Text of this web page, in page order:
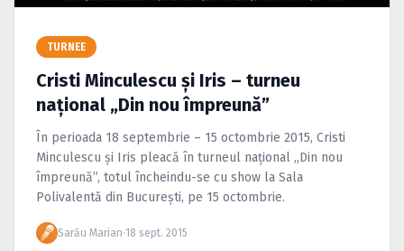
Caută în site...
TURNEE
Cristi Minculescu şi Iris – turneu
naţional „Din nou împreună”
În perioada 18 septembrie – 15 octombrie 2015, Cristi
Minculescu şi Iris pleacă în turneul naţional „Din nou
împreună”, totul încheindu-se cu show la Sala
Polivalentă din Bucureşti, pe 15 octombrie.
Sarău Marian·18 sept. 2015